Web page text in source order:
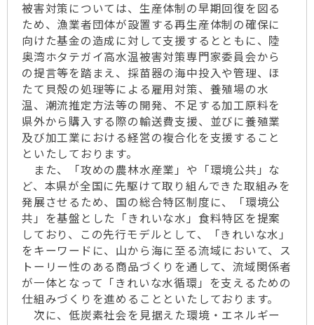
被害対策については、生産体制の早期回復を図る
ため、漁業者団体が設置する再生産体制の確保に
向けた基金の造成に対して支援するとともに、陸
奥湾ホタテガイ高水温被害対策専門家委員会から
の提言等を踏まえ、採苗器の海中投入や管理、ほ
たて貝殻の処理等による雇用対策、養殖場の水
温、潮流推定方法等の開発、不足する加工原料を
県外から購入する際の輸送費支援、並びに養殖業
及び加工業における経営の複合化を支援すること
といたしております。
また、「攻めの農林水産業」や「環境公共」な
ど、本県が全国に先駆けて取り組んできた取組みを
発展させるため、国の総合特区制度に、「環境公
共」を基盤とした「きれいな水」食料特区を提案
しており、この先行モデルとして、「きれいな水」
をキーワードに、山から海に至る流域において、ス
トーリー性のある商品づくりを通して、流域関係者
が一体となって「きれいな水循環」を支えるための
仕組みづくりを進めることといたしております。
次に、低炭素社会を見据えた環境・エネルギー